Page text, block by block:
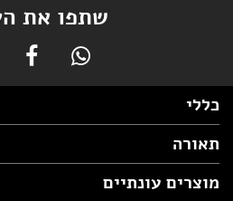
שתפו את
כללי
תאורה
מוצרים עונתיים